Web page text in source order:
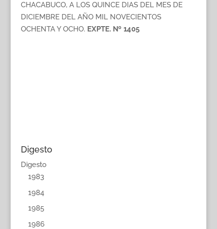
CHACABUCO, A LOS QUINCE DIAS DEL MES DE
DICIEMBRE DEL AÑO MIL NOVECIENTOS
OCHENTA Y OCHO. EXPTE. Nº 1405
Digesto
Digesto
1983
1984
1985
1986